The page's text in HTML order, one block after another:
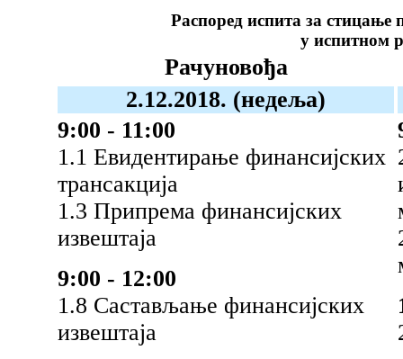
Распоред испита за стицање
у испитном
Рачуновођа
2.12.2018. (недеља)
9:00 - 11:00
1.1 Евидентирање финансијских
трансакција
1.3 Припрема финансијских
извештаја
9:00 - 12:00
1.8 Састављање финансијских
извештаја